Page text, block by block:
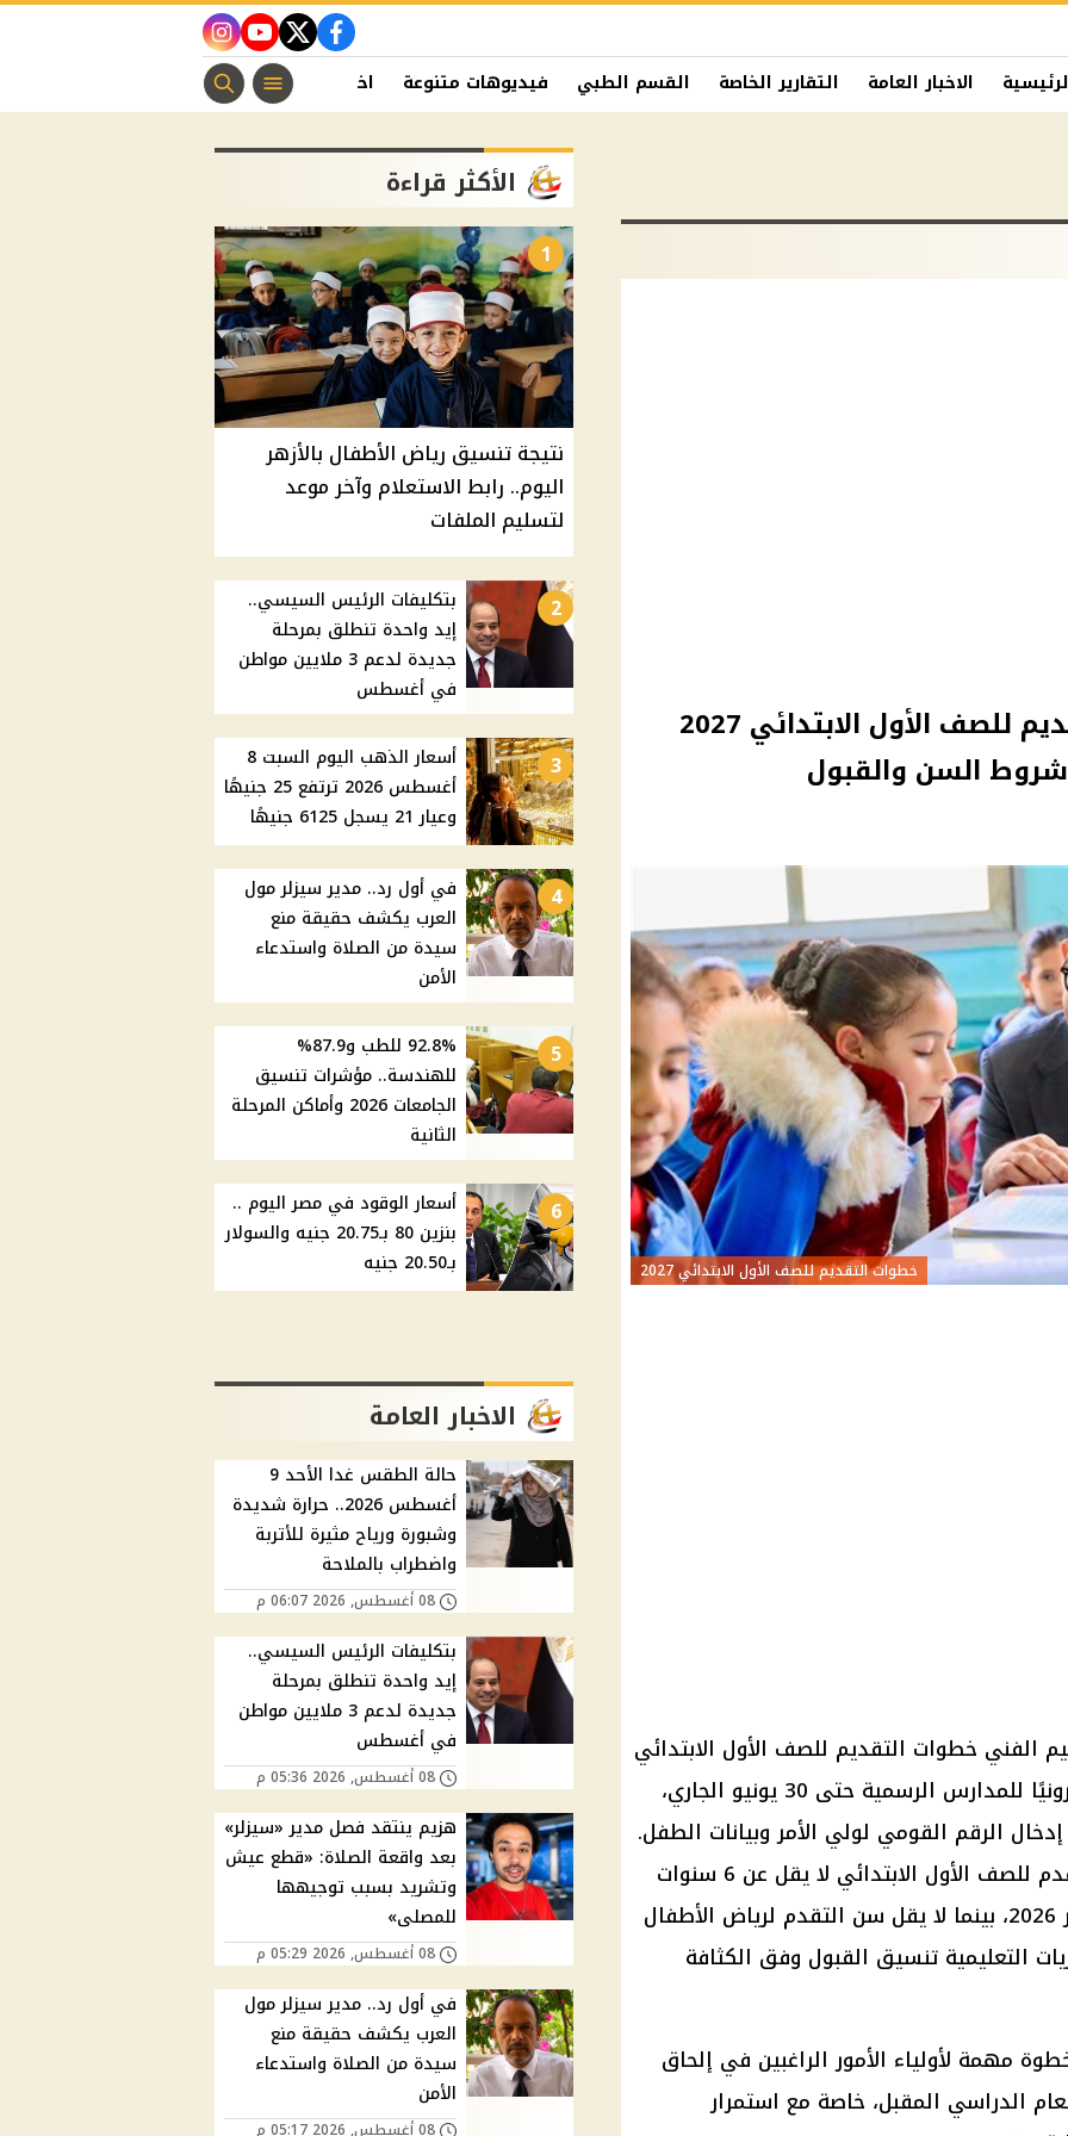
facebook
twitter
youtube
instagram
الاخبار العامة التقارير الخاصة القسم الطبي فيديوهات متنوعة اخبار الفن منوعات مسيحية
التعليم تحدد خطوات التقديم للصف الأول الابتدائي 2027
خطوات التقديم للصف الأول الابتدائي 2027
الفني خطوات التقديم للصف الأول الابتدائي
2027، مؤكدة أن التقديم يتم إلكترونيًا للمدارس الرسمية حتى 30 يونيو الجاري،
الرقم القومي لولي الأمر وبيانات الطفل.
ويشترط أن يكون سن الطفل المتقدم للصف الأول الابتدائي لا يقل عن 6 سنوات
ولا يزيد على 9 سنوات في 1 أكتوبر 2026، بينما لا يقل سن التقدم لرياض الأطفال
التعليمية تنسيق القبول وفق الكثافة
مهمة لأولياء الأمور الراغبين في إلحاق
الدراسي المقبل، خاصة مع استمرار
الأكثر قراءة
1
نتيجة تنسيق رياض الأطفال بالأزهر
اليوم.. رابط الاستعلام وآخر موعد
لتسليم الملفات
2
بتكليفات الرئيس السيسي..
إيد واحدة تنطلق بمرحلة
جديدة لدعم 3 ملايين مواطن
في أغسطس
3
أسعار الذهب اليوم السبت 8
أغسطس 2026 ترتفع 25 جنيهًا
وعيار 21 يسجل 6125 جنيهًا
4
في أول رد.. مدير سيزلر مول
العرب يكشف حقيقة منع
سيدة من الصلاة واستدعاء
الأمن
5
92.8% للطب و87.9%
للهندسة.. مؤشرات تنسيق
الجامعات 2026 وأماكن المرحلة
الثانية
6
أسعار الوقود في مصر اليوم ..
بنزين 80 بـ20.75 جنيه والسولار
بـ20.50 جنيه
الاخبار العامة
حالة الطقس غدا الأحد 9
أغسطس 2026.. حرارة شديدة
وشبورة ورياح مثيرة للأتربة
واضطراب بالملاحة
08 أغسطس, 2026 06:07 م
بتكليفات الرئيس السيسي..
إيد واحدة تنطلق بمرحلة
جديدة لدعم 3 ملايين مواطن
في أغسطس
08 أغسطس, 2026 05:36 م
هزيم ينتقد فصل مدير «سيزلر»
بعد واقعة الصلاة: «قطع عيش
وتشريد بسبب توجيهها
للمصلى»
08 أغسطس, 2026 05:29 م
في أول رد.. مدير سيزلر مول
العرب يكشف حقيقة منع
سيدة من الصلاة واستدعاء
الأمن
08 أغسطس, 2026 05:17 م